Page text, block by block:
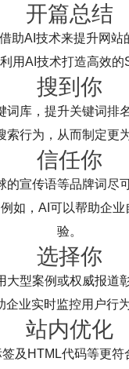
开篇总结
助AI技术来提升网
用AI技术打造高效的
搜到你
库，提升关键词排
索行为，从而制定更
信任你
宣传语等品牌词尽
如，AI可以帮助企
验。
选择你
型案例或权威报道
业实时监控用户行
站内优化
及HTML代码等更